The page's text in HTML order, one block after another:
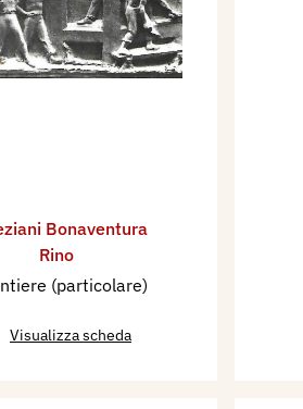
Bonaventura
Rino
(particolare)
Visualizza scheda